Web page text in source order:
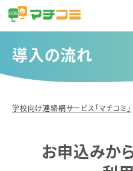
導入の流れ
学校向け連絡網サービス「マチコミ」
お申込みか